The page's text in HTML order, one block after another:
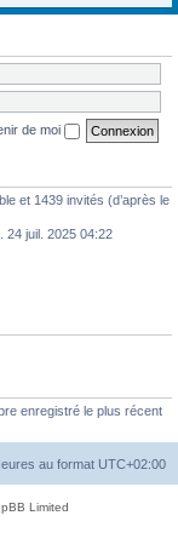
de moi
et 1439 invités (d’après le
24 juil. 2025 04:22
enregistré le plus récent
au format UTC+02:00
Limited